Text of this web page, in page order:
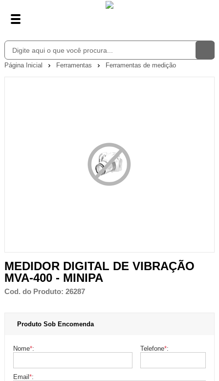
Página Inicial Ferramentas Ferramentas de medição
MEDIDOR DIGITAL DE VIBRAÇÃO
MVA-400 - MINIPA
Cod. do Produto: 26287
Produto Sob Encomenda
Nome*: Telefone*:
Email*: